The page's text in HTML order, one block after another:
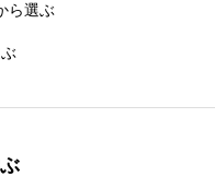
ら選ぶ